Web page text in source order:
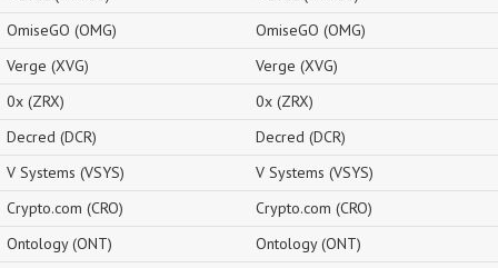
OmiseGO (OMG)
Verge (XVG)
0x (ZRX)
Decred (DCR)
V Systems (VSYS)
Crypto.com (CRO)
Ontology (ONT)
OmiseGO (OMG)
Verge (XVG)
0x (ZRX)
Decred (DCR)
V Systems (VSYS)
Crypto.com (CRO)
Ontology (ONT)